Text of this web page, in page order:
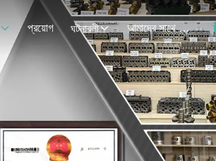
প্রয়োগ ঘটনাবলী আমাদের সাথে যোগাযোগ